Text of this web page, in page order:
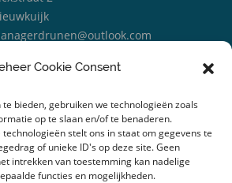
Cookie Consent
bieden, gebruiken we technologieën zoals
op te slaan en/of te benaderen.
stelt ons in staat om gegevens te
of unieke ID's op deze site. Geen
intrekken van toestemming kan nadelige
functies en mogelijkheden.